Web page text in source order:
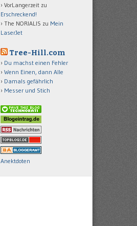
VorLangerzeit zu
Erschreckend!
The NORIALIS zu Mein
LaserJet
Tree-Hill.com
Du machst einen Fehler
Wenn Einen, dann Alle
Damals gefährlich
Messer und Stich
Anektdoten